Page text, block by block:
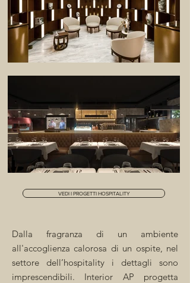
VEDI I PROGETTI HOSPITALITY
Dalla fragranza di un ambiente
all'accoglienza calorosa di un ospite, nel
settore dell’hospitality i dettagli sono
imprescendibili. Interior AP progetta